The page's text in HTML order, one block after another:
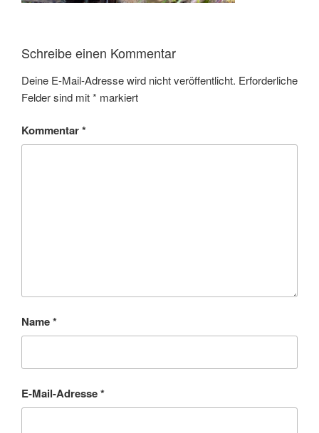
Schreibe einen Kommentar
Deine E-Mail-Adresse wird nicht veröffentlicht. Erforderliche
Felder sind mit* markiert
Kommentar*
Name*
E-Mail-Adresse*